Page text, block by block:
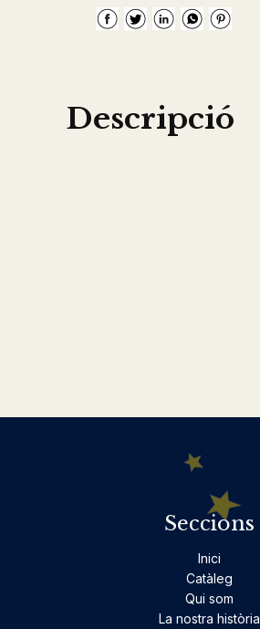
Descripció
Seccions
Inici
Catàleg
Qui som
La nostra història